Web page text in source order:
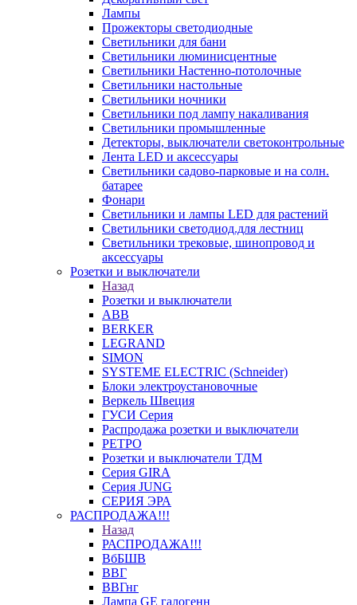
Лампы
Прожекторы светодиодные
Светильники для бани
Светильники люминисцентные
Светильники Настенно-потолочные
Светильники настольные
Светильники ночники
Светильники под лампу накаливания
Светильники промышленные
Детекторы, выключатели светоконтрольные
Лента LED и аксессуары
Светильники садово-парковые и на солн.
батарее
Фонари
Светильники и лампы LED для растений
Светильники светодиод.для лестниц
Светильники трековые, шинопровод и
аксессуары
Розетки и выключатели
Назад
Розетки и выключатели
ABB
BERKER
LEGRAND
SIMON
SYSTEME ELECTRIC (Schneider)
Блоки электроустановочные
Веркель Швеция
ГУСИ Серия
Распродажа розетки и выключатели
РЕТРО
Розетки и выключатели ТДМ
Серия GIRA
Серия JUNG
СЕРИЯ ЭРА
РАСПРОДАЖА!!!
Назад
РАСПРОДАЖА!!!
ВбБШВ
ВВГ
ВВГнг
Лампа GE галогенн